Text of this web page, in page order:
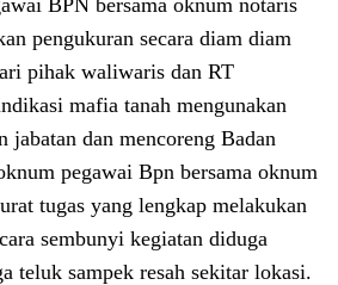
pengukuran secara diam diam
pihak waliwaris dan RT
mafia tanah mengunakan
jabatan dan mencoreng Badan
pegawai Bpn bersama oknum
tugas yang lengkap melakukan
sembunyi kegiatan diduga
teluk sampek resah sekitar lokasi.